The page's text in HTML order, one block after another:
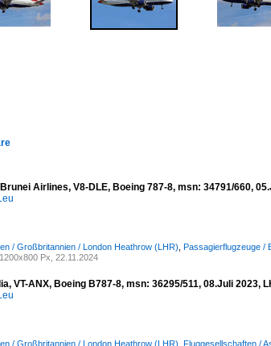
Airlines, V8-DLE, Boeing 787-8, msn: 34791/660,
/ Großbritannien / London Heathrow (LHR) Passagierflugzeuge /
1200x800 Px, 22.11.2024
VT-ANX, Boeing B787-8, msn: 36295/511, 08.Juli 2023,
/ Großbritannien / London Heathrow (LHR) Fluggesellschaften /